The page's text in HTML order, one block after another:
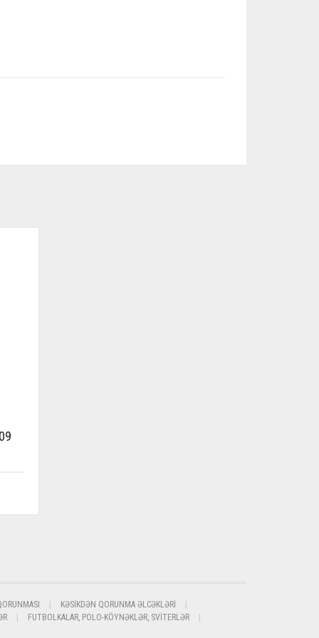
KƏSIKDƏN QORUNMA ƏLCƏKLƏRI
FUTBOLKALAR, POLO-KÖYNƏKLƏR, SVITERLƏR